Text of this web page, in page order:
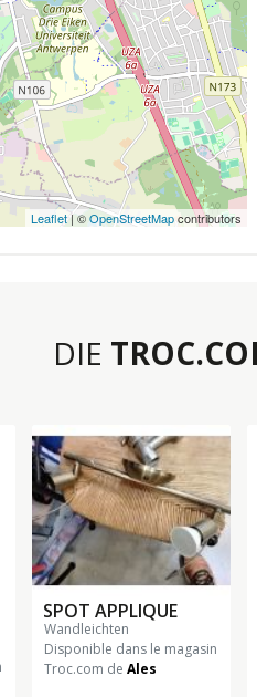
Leaflet| ©OpenStreetMapcontributors
DIE
SPOT APPLIQUE
wandleichten
Disponible dans le magasin
Troc.com de Ales